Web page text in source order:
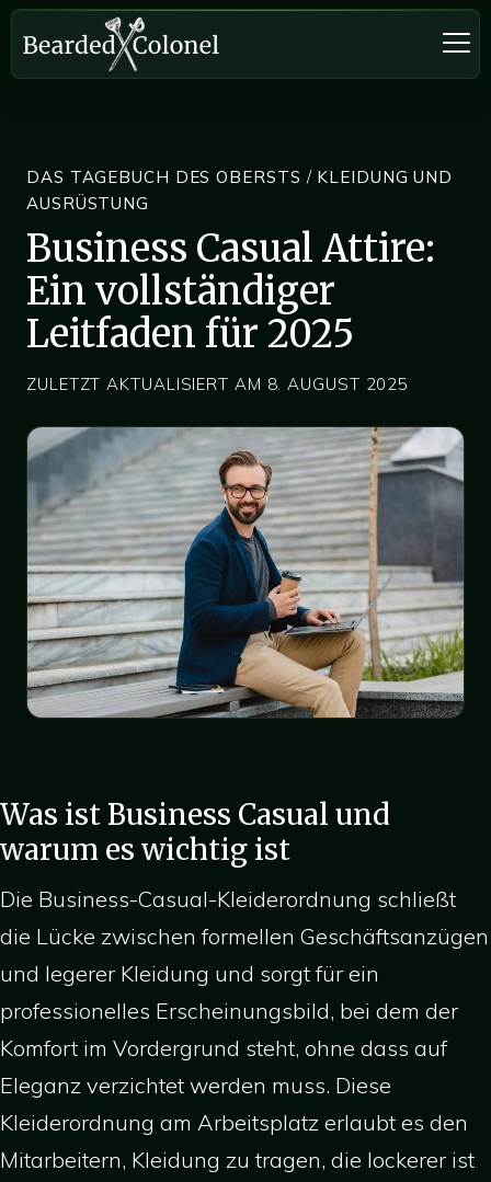
DAS TAGEBUCH DES OBERSTS / KLEIDUNG UND
AUSRÜSTUNG
Business Casual Attire:
Ein vollständiger
Leitfaden für 2025
ZULETZT AKTUALISIERT AM 8. AUGUST 2025
Was ist Business Casual und
warum es wichtig ist
Die Business-Casual-Kleiderordnung schließt
die Lücke zwischen formellen Geschäftsanzügen
und legerer Kleidung und sorgt für ein
professionelles Erscheinungsbild, bei dem der
Komfort im Vordergrund steht, ohne dass auf
Eleganz verzichtet werden muss. Diese
Kleiderordnung am Arbeitsplatz erlaubt es den
Mitarbeitern, Kleidung zu tragen, die lockerer ist